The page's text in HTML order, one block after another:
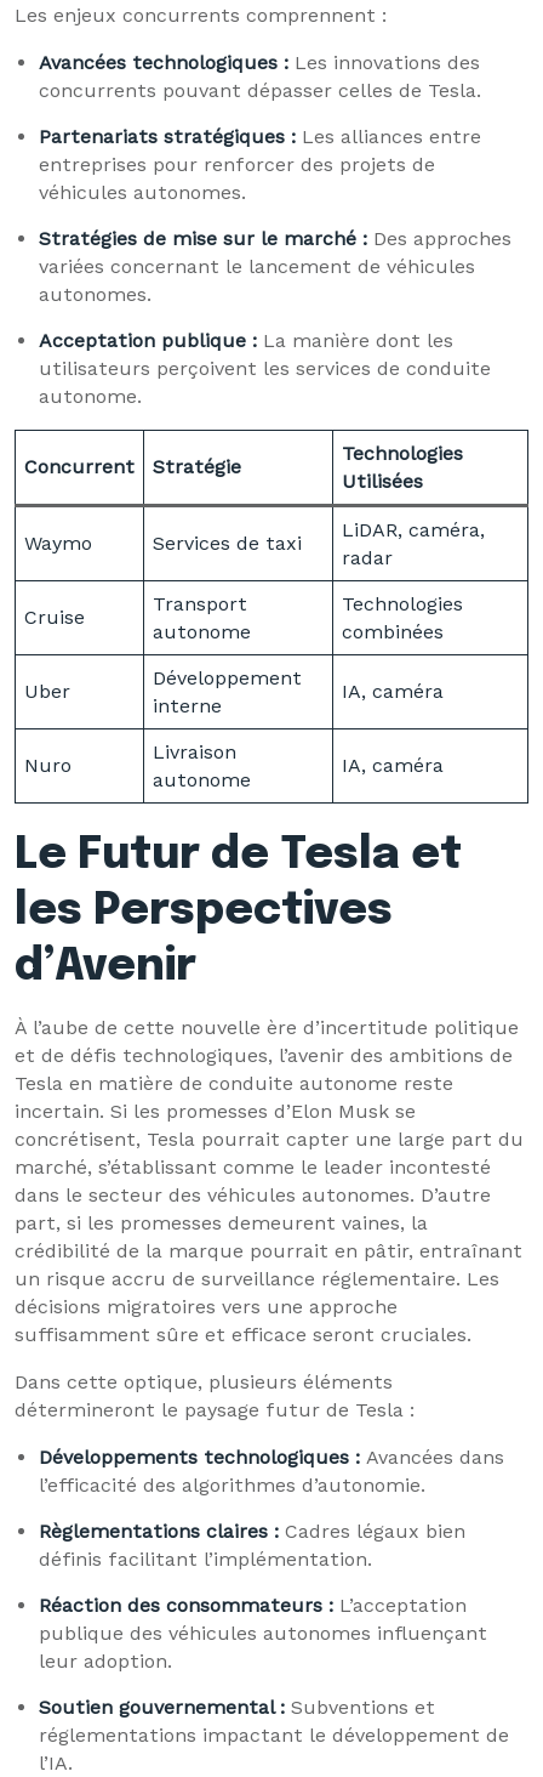
Les enjeux concurrents comprennent :
Avancées technologiques : Les innovations des
concurrents pouvant dépasser celles de Tesla.
Partenariats stratégiques : Les alliances entre
entreprises pour renforcer des projets de
véhicules autonomes.
Stratégies de mise sur le marché : Des approches
variées concernant le lancement de véhicules
autonomes.
Acceptation publique : La manière dont les
utilisateurs perçoivent les services de conduite
autonome.
Concurrent Stratégie
Technologies
Utilisées
Waymo Services de taxi
LiDAR, caméra,
radar
Cruise
Transport
autonome
Technologies
combinées
Uber
Développement
interne
IA, caméra
Nuro
Livraison
autonome
IA, caméra
Le Futur de Tesla et
les Perspectives
d’Avenir
À l’aube de cette nouvelle ère d’incertitude politique
et de défis technologiques, l’avenir des ambitions de
Tesla en matière de conduite autonome reste
incertain. Si les promesses d’Elon Musk se
concrétisent, Tesla pourrait capter une large part du
marché, s’établissant comme le leader incontesté
dans le secteur des véhicules autonomes. D’autre
part, si les promesses demeurent vaines, la
crédibilité de la marque pourrait en pâtir, entraînant
un risque accru de surveillance réglementaire. Les
décisions migratoires vers une approche
suffisamment sûre et efficace seront cruciales.
Dans cette optique, plusieurs éléments
détermineront le paysage futur de Tesla :
Développements technologiques : Avancées dans
l’efficacité des algorithmes d’autonomie.
Règlementations claires : Cadres légaux bien
définis facilitant l’implémentation.
Réaction des consommateurs : L’acceptation
publique des véhicules autonomes influençant
leur adoption.
Soutien gouvernemental : Subventions et
réglementations impactant le développement de
l’IA.